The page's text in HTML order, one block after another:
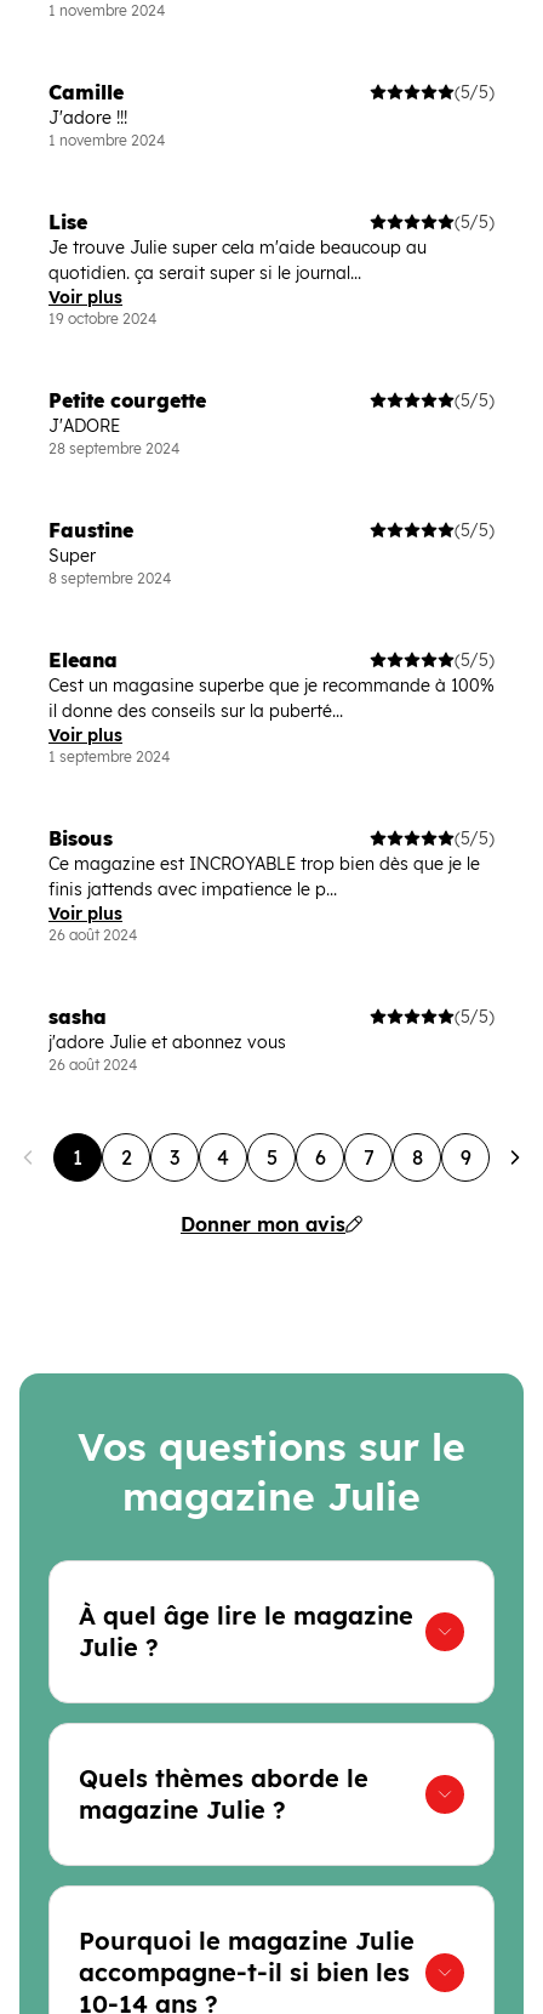
1 novembre 2024
Camille
(5/5)
J'adore !!!
1 novembre 2024
Lise
(5/5)
Je trouve Julie super cela m'aide beaucoup au
quotidien. ça serait super si le journal...
Voir plus
19 octobre 2024
Petite courgette
(5/5)
J'ADORE
28 septembre 2024
Faustine
(5/5)
Super
8 septembre 2024
Eleana
(5/5)
Cest un magasine superbe que je recommande à 100%
il donne des conseils sur la puberté...
Voir plus
1 septembre 2024
Bisous
(5/5)
Ce magazine est INCROYABLE trop bien dès que je le
finis jattends avec impatience le p...
Voir plus
26 août 2024
sasha
(5/5)
j'adore Julie et abonnez vous
26 août 2024
1 2 3 4 5 6 7 8 9
Donner mon avis
Vos questions sur le
magazine Julie
À quel âge lire le magazine
Julie ?
Quels thèmes aborde le
magazine Julie ?
Pourquoi le magazine Julie
accompagne-t-il si bien les
10-14 ans ?